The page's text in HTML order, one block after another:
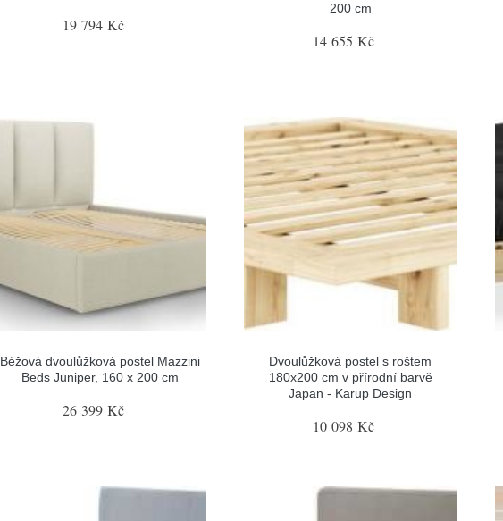
19 794 Kč
200 cm
14 655 Kč
Béžová dvoulůžková postel Mazzini
Beds Juniper, 160 x 200 cm
26 399 Kč
Dvoulůžková postel s roštem
180x200 cm v přírodní barvě
Japan - Karup Design
10 098 Kč